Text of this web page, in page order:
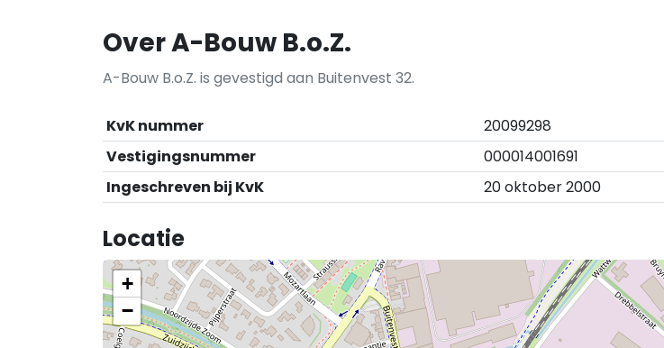
Over A-Bouw B.o.Z.
A-Bouw B.o.Z. is gevestigd aan Buitenvest 32.
KvK nummer
20099298
Vestigingsnummer
000014001691
Ingeschreven bij KvK
20 oktober 2000
Locatie
+
−